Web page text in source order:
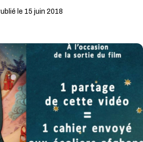
le 15 juin 2018